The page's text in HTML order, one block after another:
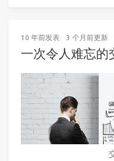
10 年前发表 3 个月前更新
一次令人难忘的